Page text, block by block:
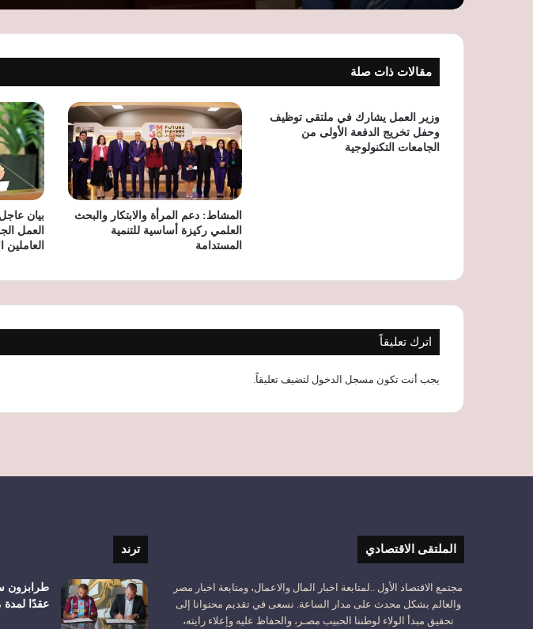
قبل موسم
الرئيسي
والدولة تتحمل
الأولى
مقالات ذات صلة
وزير العمل يشارك في ملتقى توظيف
وحفل تخريج الدفعة الأولى من
الجامعات التكنولوجية
المشاط: دعم المرأة والابتكار والبحث
العلمي ركيزة أساسية للتنمية
المستدامة
بيان
العمل
العاملين
اترك تعليقاً
يجب أنت تكون مسجل الدخول لتضيف تعليقاً.
الملتقى الاقتصادي
مجتمع الاقتصاد الأول ..لمتابعة اخبار المال والاعمال، ومتابعة اخبار مصر
والعالم بشكل محدث على مدار الساعة. نسعى في تقديم محتوانا إلى
تحقيق مبدأ الولاء لوطننا الحبيب مصـر، والحفاظ عليه وإعلاء رايته،
ترند
طرابزون
عقدًا